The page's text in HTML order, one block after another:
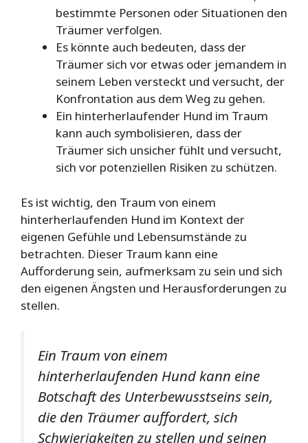
bestimmte Personen oder Situationen den
Träumer verfolgen.
Es könnte auch bedeuten, dass der
Träumer sich vor etwas oder jemandem in
seinem Leben versteckt und versucht, der
Konfrontation aus dem Weg zu gehen.
Ein hinterherlaufender Hund im Traum
kann auch symbolisieren, dass der
Träumer sich unsicher fühlt und versucht,
sich vor potenziellen Risiken zu schützen.
Es ist wichtig, den Traum von einem
hinterherlaufenden Hund im Kontext der
eigenen Gefühle und Lebensumstände zu
betrachten. Dieser Traum kann eine
Aufforderung sein, aufmerksam zu sein und sich
den eigenen Ängsten und Herausforderungen zu
stellen.
Ein Traum von einem
hinterherlaufenden Hund kann eine
Botschaft des Unterbewusstseins sein,
die den Träumer auffordert, sich
Schwierigkeiten zu stellen und seinen